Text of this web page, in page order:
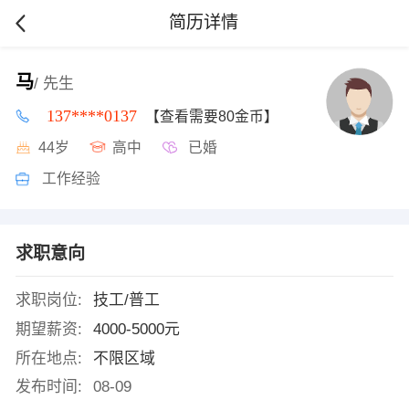
简历详情
马/ 先生
137****0137 【查看需要80金币】
44岁 高中 已婚
工作经验
求职意向
求职岗位:
技工/普工
期望薪资:
4000-5000元
所在地点:
不限区域
发布时间:
08-09